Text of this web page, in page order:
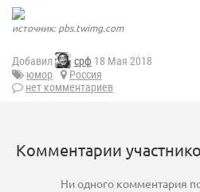
источник: pbs.twimg.com
Добавил срф 18 Мая 2018
юмор
Россия
нет комментариев
Комментарии
Ни одного комментария